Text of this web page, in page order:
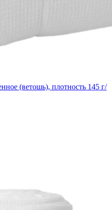
(ветошь), плотность 145 г/